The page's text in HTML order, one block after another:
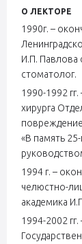
О ЛЕКТОРЕ
1990г. –
И.П. Павлова
стоматолог.
1990-1992
хирурга
«В память
1994 г. –
челюстно-
академика
1994-2002